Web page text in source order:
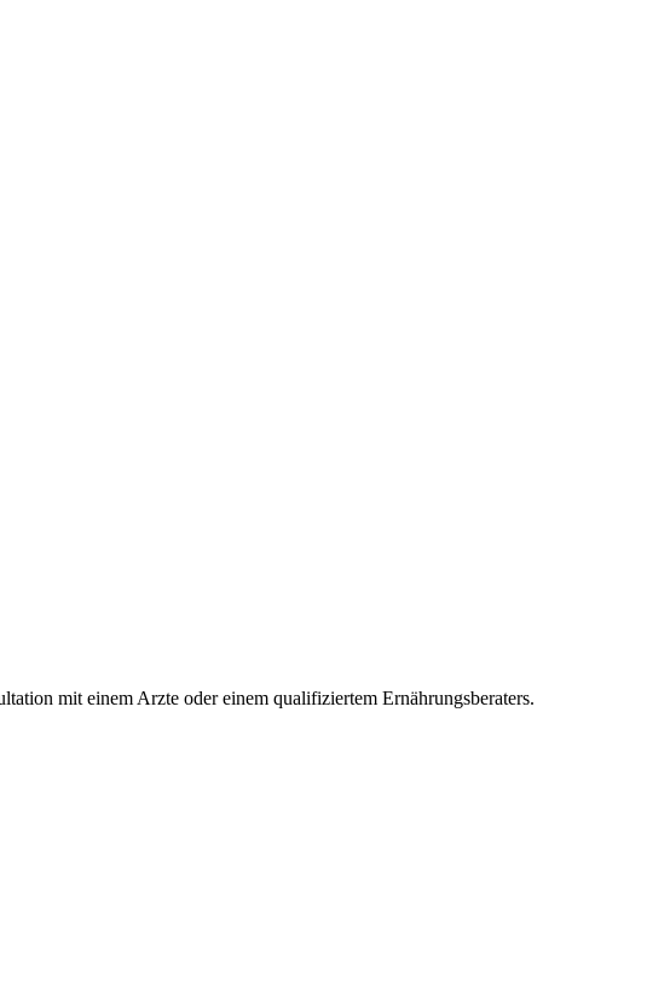
mit einem Arzte oder einem qualifiziertem Ernährungsberaters.